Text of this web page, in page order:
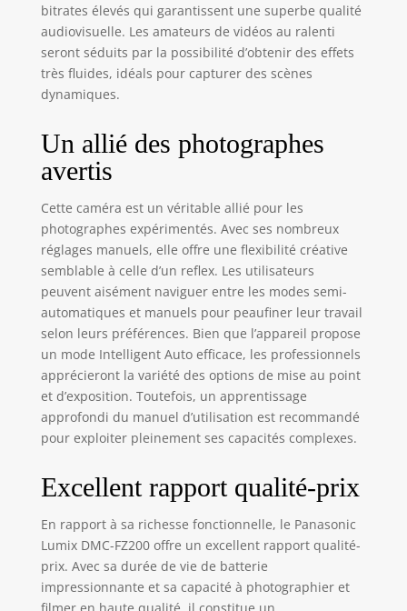
bitrates élevés qui garantissent une superbe qualité
audiovisuelle. Les amateurs de vidéos au ralenti
seront séduits par la possibilité d’obtenir des effets
très fluides, idéals pour capturer des scènes
dynamiques.
Un allié des photographes
avertis
Cette caméra est un véritable allié pour les
photographes expérimentés. Avec ses nombreux
réglages manuels, elle offre une flexibilité créative
semblable à celle d’un reflex. Les utilisateurs
peuvent aisément naviguer entre les modes semi-
automatiques et manuels pour peaufiner leur travail
selon leurs préférences. Bien que l’appareil propose
un mode Intelligent Auto efficace, les professionnels
apprécieront la variété des options de mise au point
et d’exposition. Toutefois, un apprentissage
approfondi du manuel d’utilisation est recommandé
pour exploiter pleinement ses capacités complexes.
Excellent rapport qualité-prix
En rapport à sa richesse fonctionnelle, le Panasonic
Lumix DMC-FZ200 offre un excellent rapport qualité-
prix. Avec sa durée de vie de batterie
impressionnante et sa capacité à photographier et